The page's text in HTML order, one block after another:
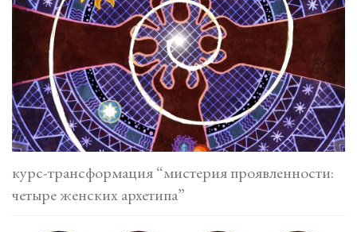
курс-трансформация “мистерия проявленности:
четыре женских архетипа”